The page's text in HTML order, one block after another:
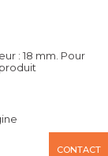
: 18 mm. Pour
CONTACT